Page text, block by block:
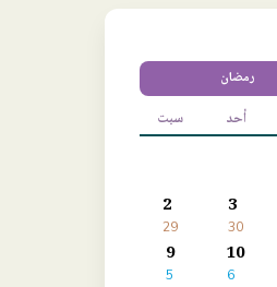
رمضان
سبت أحد
2
29
3
30
9
5
10
6